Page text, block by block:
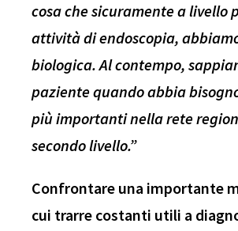
cosa che sicuramente a livello
attività di endoscopia,
biologica. Al contempo,
paziente quando abbia
più importanti nella rete
secondo livello.”
Confrontare una importante
cui trarre costanti utili a